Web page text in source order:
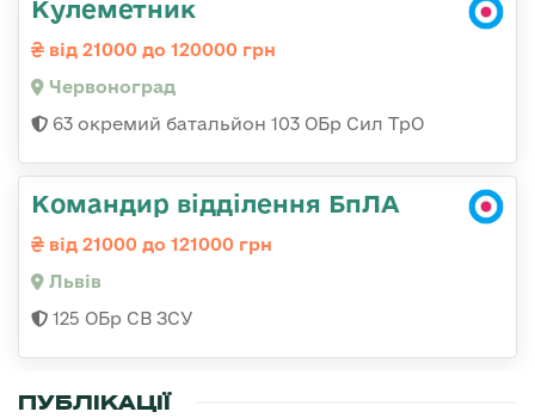
Кулеметник
від 21000 до 120000 грн
Червоноград
63 окремий батальйон 103 ОБр Сил ТрО
Командир відділення БпЛА
від 21000 до 121000 грн
Львів
125 ОБр СВ ЗСУ
ПУБЛІКАЦІЇ